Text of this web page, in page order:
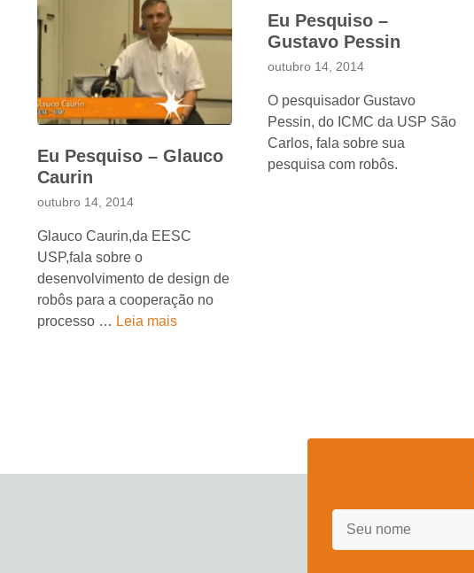
Eu Pesquiso – Glauco
Caurin
outubro 14, 2014
Glauco Caurin,da EESC
USP,fala sobre o
desenvolvimento de design de
robôs para a cooperação no
processo … Leia mais
Eu Pesquiso –
Gustavo Pessin
outubro 14, 2014
O pesquisador Gustavo
Pessin, do ICMC da USP São
Carlos, fala sobre sua
pesquisa com robôs.